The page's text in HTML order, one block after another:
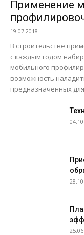
Применение
19.07.2018
В строительстве
с каждым годом
мобильного
возможность
предназначенных